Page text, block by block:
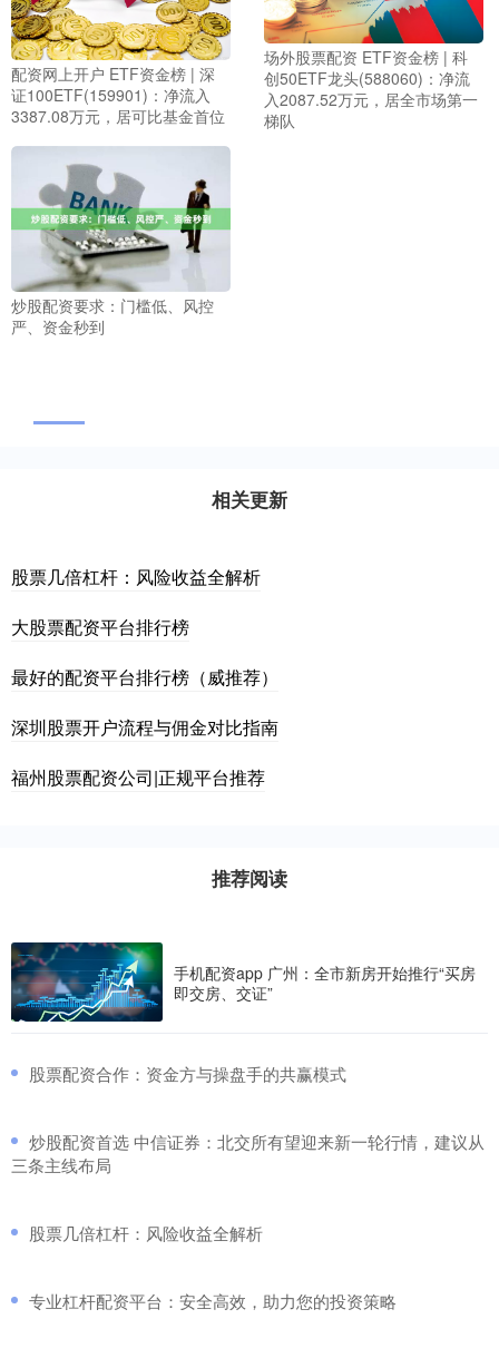
配资网上开户 ETF资金榜 | 深
证100ETF(159901)：净流入
3387.08万元，居可比基金首位
场外股票配资 ETF资金榜 | 科
创50ETF龙头(588060)：净流
入2087.52万元，居全市场第一
梯队
炒股配资要求：门槛低、风控
严、资金秒到
相关更新
股票几倍杠杆：风险收益全解析
大股票配资平台排行榜
最好的配资平台排行榜（威推荐）
深圳股票开户流程与佣金对比指南
福州股票配资公司|正规平台推荐
推荐阅读
手机配资app 广州：全市新房开始推行“买房
即交房、交证”
​股票配资合作：资金方与操盘手的共赢模式
​炒股配资首选 中信证券：北交所有望迎来新一轮行情，建议从
三条主线布局
​股票几倍杠杆：风险收益全解析
​专业杠杆配资平台：安全高效，助力您的投资策略